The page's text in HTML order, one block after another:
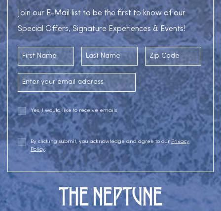
Join our E-Mail list to be the first to know of our
Special Offers, Signature Experiences & Events!
First Name Last Name Zip Code
Email Address
Yes, I would like to receive emails
By clicking submit, you acknowledge and agree to our Privacy
Policy.